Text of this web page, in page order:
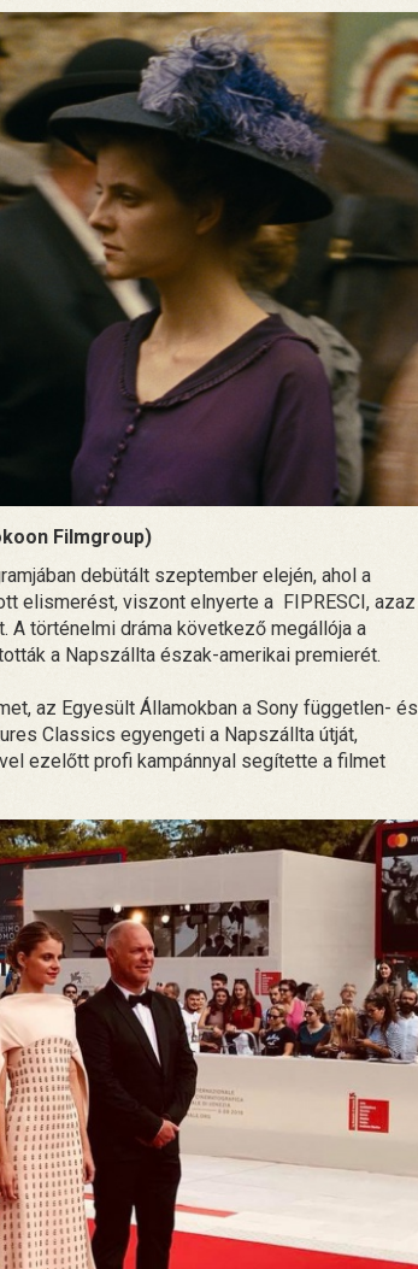
Filmgroup)
debütált szeptember elején, ahol a
elismerést, viszont elnyerte a FIPRESCI, azaz
történelmi dráma következő megállója a
a Napszállta észak-amerikai premierét.
az Egyesült Államokban a Sony független- és
Classics egyengeti a Napszállta útját,
ezelőtt profi kampánnyal segítette a filmet